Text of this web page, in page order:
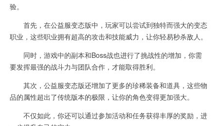
验。
首先，在公益服变态版中，玩家可以尝试到独特而强大的变态
职业，这些职业拥有超高的攻击和技能威力，让你轻易秒杀敌人。
同时，游戏中的副本和Boss战也进行了挑战性的增加，你需
要发挥最强的战斗力与团队合作，才能取得胜利。
其次，公益服变态版还增加了更多的珍稀装备和道具，这些物
品的属性超出了传统版本的极限，让你的角色变得更加强大。
不仅如此，你还可以通过参加活动和任务获得丰厚的奖励，进